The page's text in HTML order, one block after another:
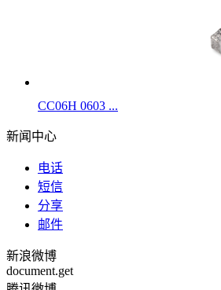
CC06H 0603 ...
新闻中心
电话
短信
分享
邮件
新浪微博
document.get